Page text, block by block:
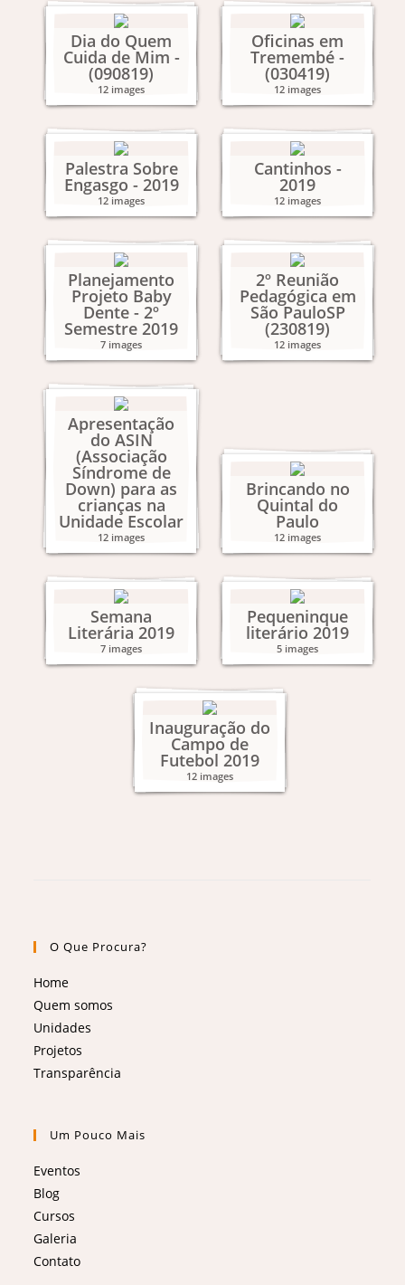
Dia do Quem
Cuida de Mim -
(090819)
12 images
Oficinas em
Tremembé -
(030419)
12 images
Palestra Sobre
Engasgo - 2019
12 images
Cantinhos -
2019
12 images
Planejamento
Projeto Baby
Dente - 2º
Semestre 2019
7 images
2º Reunião
Pedagógica em
São PauloSP
(230819)
12 images
Apresentação
do ASIN
(Associação
Síndrome de
Down) para as
crianças na
Unidade Escolar
12 images
Brincando no
Quintal do
Paulo
12 images
Semana
Literária 2019
7 images
Pequeninque
literário 2019
5 images
Inauguração do
Campo de
Futebol 2019
12 images
O Que Procura?
Home
Quem somos
Unidades
Projetos
Transparência
Um Pouco Mais
Eventos
Blog
Cursos
Galeria
Contato